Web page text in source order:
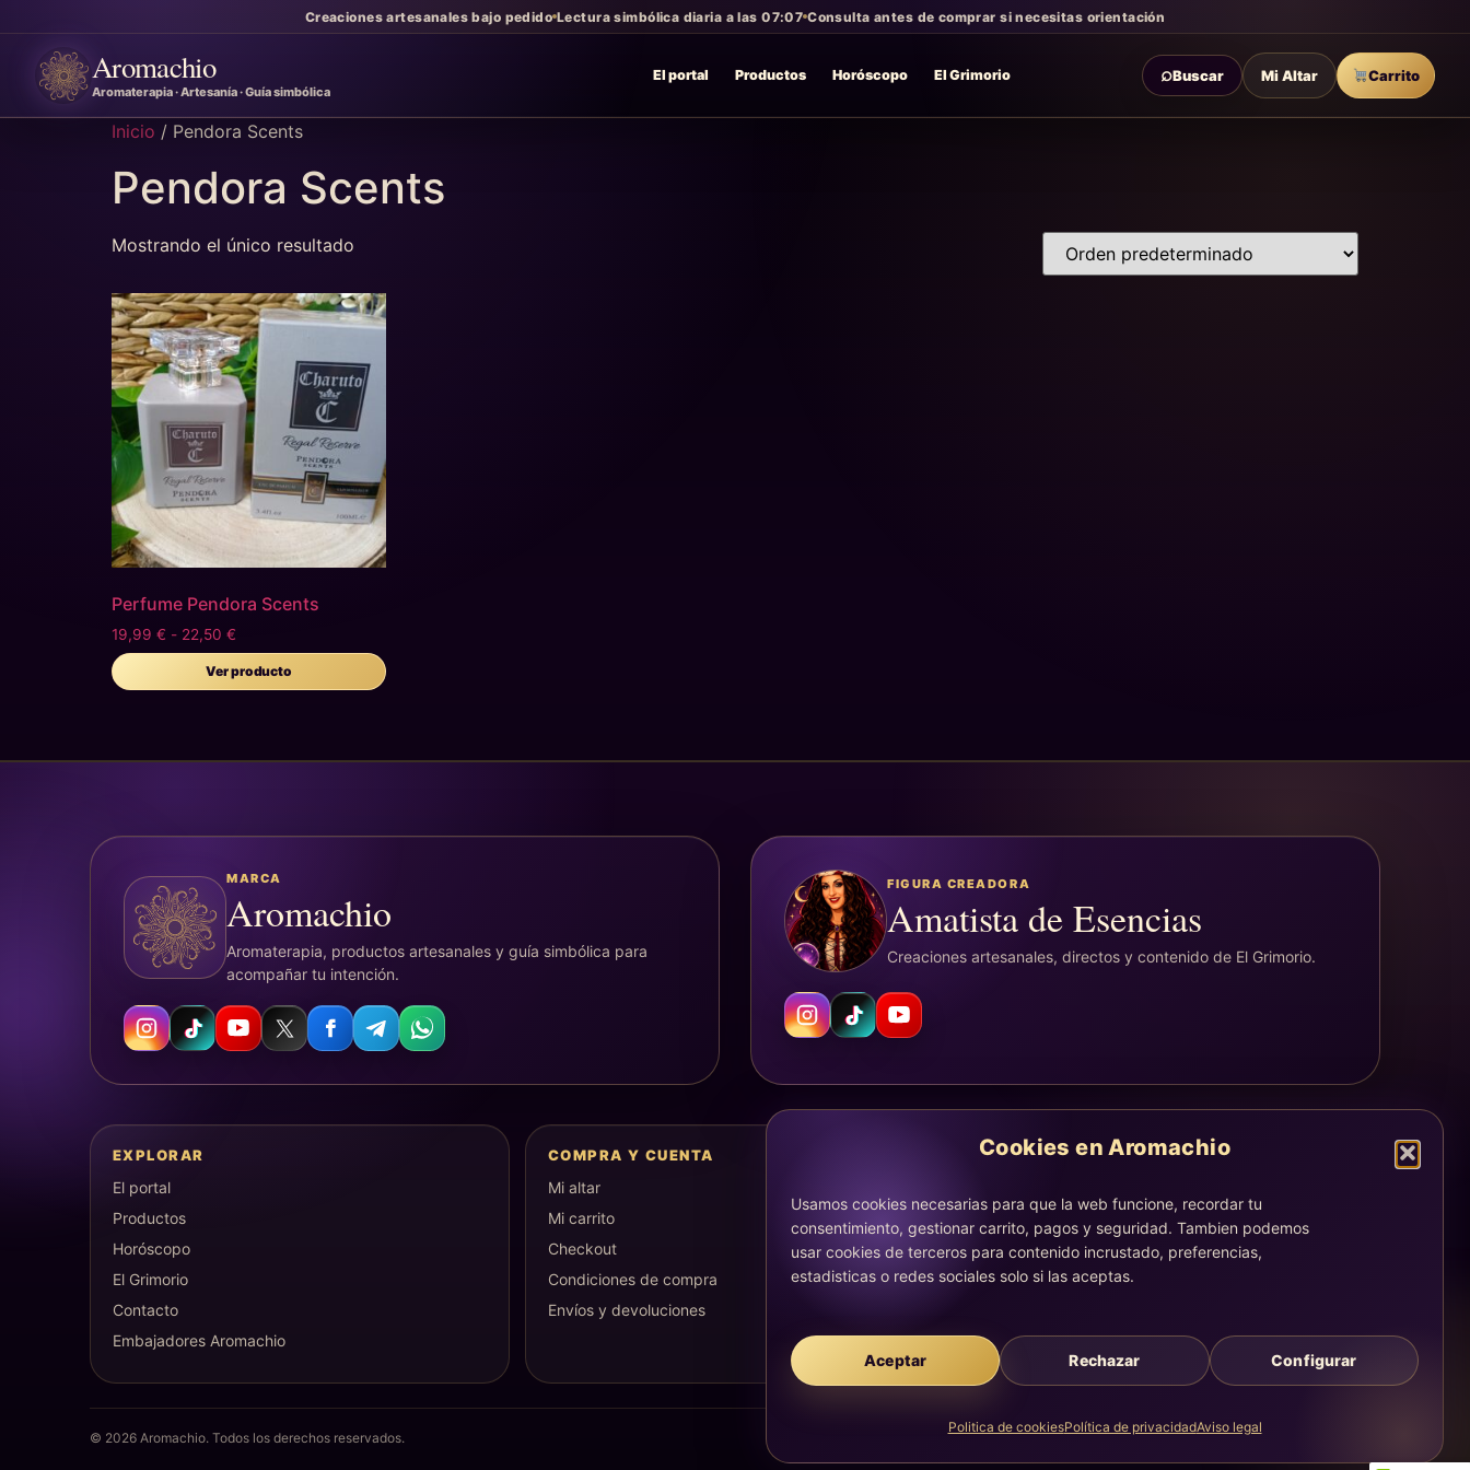
Cookies en Aromachio
Usamos cookies necesarias para que la web funcione, recordar tu
consentimiento, gestionar carrito, pagos y seguridad. Tambien podemos
usar cookies de terceros para contenido incrustado, preferencias,
estadisticas o redes sociales solo si las aceptas.
Aceptar Rechazar Configurar
Politica de cookiesPolítica de privacidadAviso legal
Creaciones artesanales bajo pedido Lectura simbólica diaria a las 07:07 Consulta antes de comprar si necesitas orientación
Aromachio
Aromaterapia · Artesanía · Guía simbólica
El portal Productos Horóscopo El Grimorio ⌕Buscar Mi Altar Carrito
Inicio / Pendora Scents
Pendora Scents
Mostrando el único resultado
Perfume Pendora Scents
19,99 € - 22,50 €
Ver producto
MARCA
Aromachio
Aromaterapia, productos artesanales y guía simbólica para
acompañar tu intención.
FIGURA CREADORA
Amatista de Esencias
Creaciones artesanales, directos y contenido de El Grimorio.
EXPLORAR
El portal
Productos
Horóscopo
El Grimorio
Contacto
Embajadores Aromachio
COMPRA Y CUENTA
Mi altar
Mi carrito
Checkout
Condiciones de compra
Envíos y devoluciones
LEGAL
Privacidad
Cookies
La atención, dirección y correos quedan centralizados en la
médico, legal, psicológico o profesional.
© 2026 Aromachio. Todos los derechos reservados. Creado con calma, intención y una experiencia guiada.